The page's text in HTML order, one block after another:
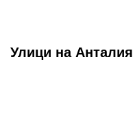
Улици на Анталия